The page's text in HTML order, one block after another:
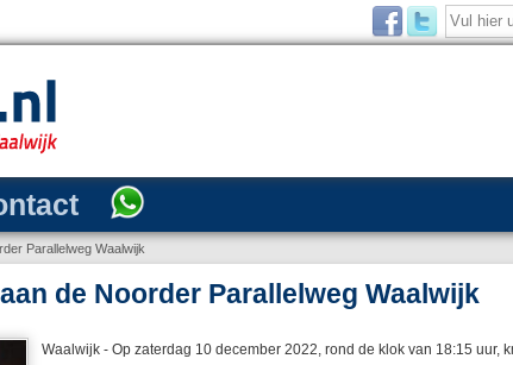
Parallelweg Waalwijk
de Noorder Parallelweg Waalwijk
Waalwijk - Op zaterdag 10 december 2022, rond de klok van 18:15 uur,